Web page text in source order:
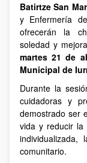
Batirtze San
y Enfermería
ofrecerán la
soledad y
martes 21 de
Municipal de
Durante la
cuidadoras y
demostrado ser
vida y reducir la
comunitario.